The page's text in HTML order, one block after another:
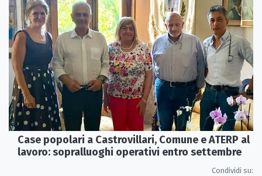
Case popolari a Castrovillari, Comune e ATERP al
lavoro: sopralluoghi operativi entro settembre
Condividi su: